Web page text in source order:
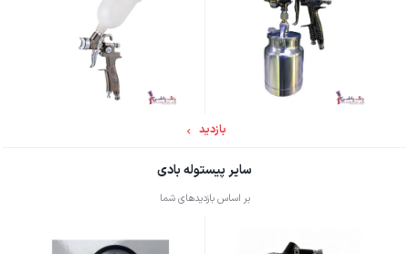
بازدید
سایر پیستوله بادی
بر اساس بازدیدهای شما